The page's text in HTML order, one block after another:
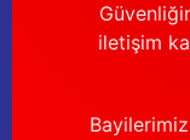
iletişim